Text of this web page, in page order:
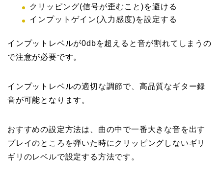
クリッピング(信号が歪むこと)を避ける
インプットゲイン(入力感度)を設定する
インプットレベルが0dbを超えると音が割れてしまうの
で注意が必要です。
インプットレベルの適切な調節で、高品質なギター録
音が可能となります。
おすすめの設定方法は、曲の中で一番大きな音を出す
プレイのところを弾いた時にクリッピングしないギリ
ギリのレベルで設定する方法です。